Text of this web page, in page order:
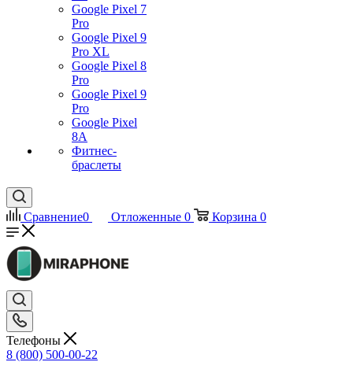
Google Pixel 7
Pro
Google Pixel 9
Pro XL
Google Pixel 8
Pro
Google Pixel 9
Pro
Google Pixel
8A
Фитнес-
браслеты
Сравнение0 Отложенные 0 Корзина 0
Телефоны
8 (800) 500-00-22